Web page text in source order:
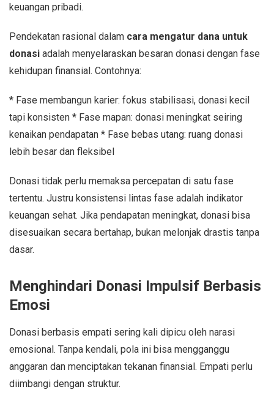
keuangan pribadi.
Pendekatan rasional dalam cara mengatur dana untuk
donasi adalah menyelaraskan besaran donasi dengan fase
kehidupan finansial. Contohnya:
* Fase membangun karier: fokus stabilisasi, donasi kecil
tapi konsisten * Fase mapan: donasi meningkat seiring
kenaikan pendapatan * Fase bebas utang: ruang donasi
lebih besar dan fleksibel
Donasi tidak perlu memaksa percepatan di satu fase
tertentu. Justru konsistensi lintas fase adalah indikator
keuangan sehat. Jika pendapatan meningkat, donasi bisa
disesuaikan secara bertahap, bukan melonjak drastis tanpa
dasar.
Menghindari Donasi Impulsif Berbasis
Emosi
Donasi berbasis empati sering kali dipicu oleh narasi
emosional. Tanpa kendali, pola ini bisa mengganggu
anggaran dan menciptakan tekanan finansial. Empati perlu
diimbangi dengan struktur.